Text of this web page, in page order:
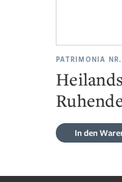
PATRIMONIA
In den